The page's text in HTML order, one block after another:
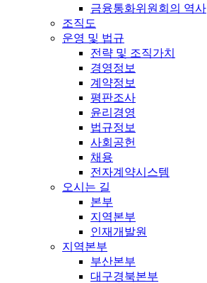
금융통화위원회의 역사
조직도
운영 및 법규
전략 및 조직가치
경영정보
계약정보
평판조사
윤리경영
법규정보
사회공헌
채용
전자계약시스템
오시는 길
본부
지역본부
인재개발원
지역본부
부산본부
대구경북본부